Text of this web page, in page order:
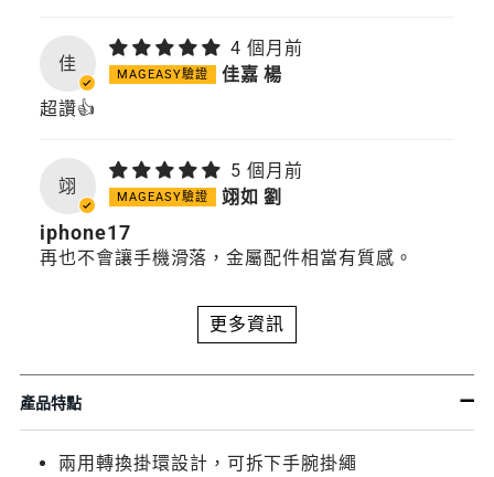
佳
4 個月前
佳嘉 楊
超讚👍
翊
5 個月前
翊如 劉
iphone17
再也不會讓手機滑落，金屬配件相當有質感。
更多資訊
產品特點
兩用轉換掛環設計，可拆下手腕掛繩